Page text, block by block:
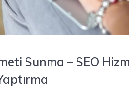
Sunma – SEO